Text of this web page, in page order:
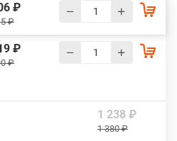
₽
₽
₽
₽
1 238 ₽
1 380 ₽